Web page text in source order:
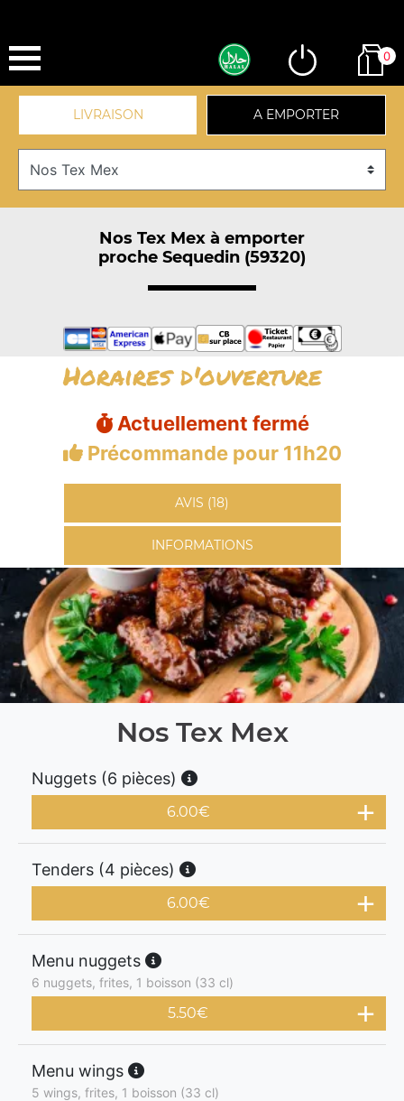
0
LIVRAISON A EMPORTER
Nos Tex Mex à emporter
proche Sequedin (59320)
Horaires d'ouverture
Actuellement fermé
Précommande pour 11h20
AVIS (18)
INFORMATIONS
Nos Tex Mex
Nuggets (6 pièces)
6.00€
Tenders (4 pièces)
6.00€
Menu nuggets
6 nuggets, frites, 1 boisson (33 cl)
5.50€
Menu wings
5 wings, frites, 1 boisson (33 cl)